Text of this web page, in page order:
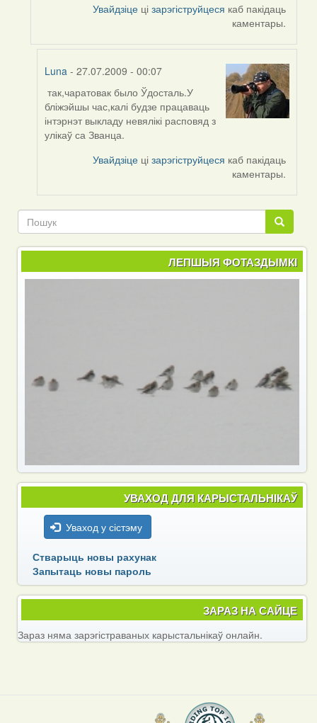
Увайдзіце цізарэгіструйцеся каб пакідаць
каментары.
Luna - 27.07.2009 - 00:07
In
reply
to
by
так,чаратовак было Ўдосталь.У
бліжэйшы час,калі будзе працаваць
інтэрнэт выкладу невялікі расповяд з
улікаў са Званца.
Увайдзіце цізарэгіструйцеся каб пакідаць
каментары.
Пошук
Пошук
ЛЕПШЫЯ ФОТАЗДЫМКІ
УВАХОД ДЛЯ КАРЫСТАЛЬНІКАЎ
Уваход у сістэму
Стварыць новы рахунак
Запытаць новы пароль
ЗАРАЗ НА САЙЦЕ
Зараз няма зарэгістраваных карыстальнікаў онлайн.